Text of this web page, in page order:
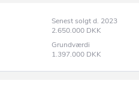
Senest solgt d. 2023
2.650.000 DKK
Grundværdi
1.397.000 DKK